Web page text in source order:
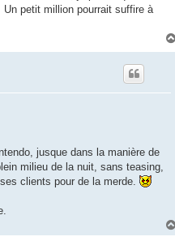
petit million pourrait suffire à
jusque dans la manière de
milieu de la nuit, sans teasing,
clients pour de la merde.